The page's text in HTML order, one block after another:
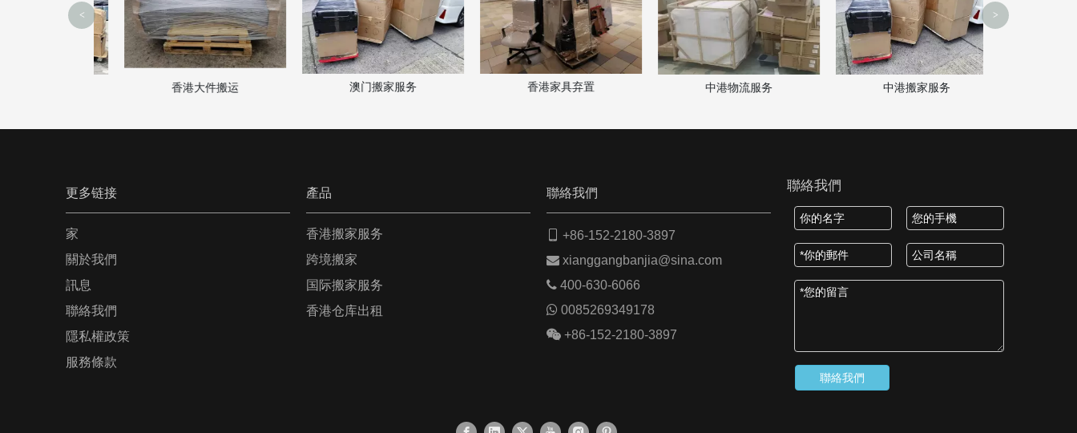
香港大件搬运 澳门搬家服务 香港家具弃置 中港物流服务 中港搬家服务
< >
更多链接
家
關於我們
訊息
聯絡我們
隱私權政策
服務條款
產品
香港搬家服务
跨境搬家
国际搬家服务
香港仓库出租
聯絡我們
+86-152-2180-3897
 xianggangbanjia@sina.com
 400-630-6066
 0085269349178
 +86-152-2180-3897
聯絡我們
聯絡我們